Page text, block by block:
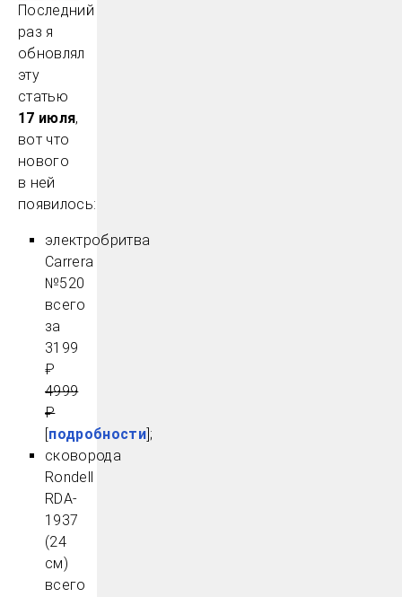
Последний
раз я
обновлял
эту
статью
17 июля,
вот что
нового
в ней
появилось:
электробритва
Carrera
№520
всего
за
3199
₽
4999
₽
[подробности];
сковорода
Rondell
RDA-
1937
(24
см)
всего